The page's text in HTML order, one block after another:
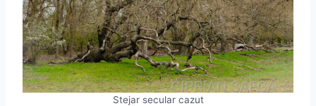
Stejar secular cazut